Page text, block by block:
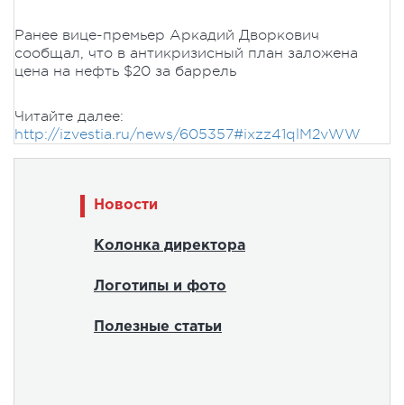
Ранее вице-премьер Аркадий Дворкович
сообщал, что в антикризисный план заложена
цена на нефть $20 за баррель
Читайте далее:
http://izvestia.ru/news/605357#ixzz41qlM2vWW
Новости
Колонка директора
Логотипы и фото
Полезные статьи